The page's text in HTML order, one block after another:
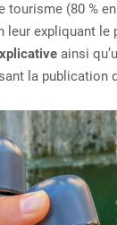
tourisme (80 %
leur expliquant le
ainsi
la publication